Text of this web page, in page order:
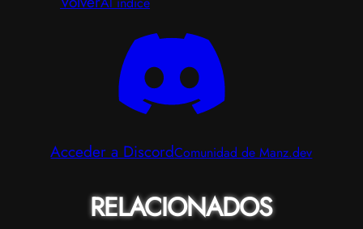
Acceder a DiscordComunidad de Manz.dev
RELACIONADOS